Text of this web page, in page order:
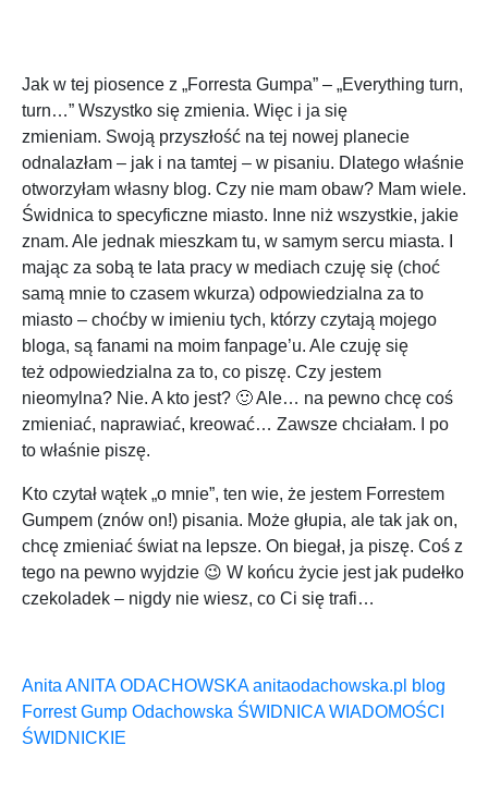
Jak w tej piosence z „Forresta Gumpa” – „Everything turn,
turn…” Wszystko się zmienia. Więc i ja się
zmieniam. Swoją przyszłość na tej nowej planecie
odnalazłam – jak i na tamtej – w pisaniu. Dlatego właśnie
otworzyłam własny blog. Czy nie mam obaw? Mam wiele.
Świdnica to specyficzne miasto. Inne niż wszystkie, jakie
znam. Ale jednak mieszkam tu, w samym sercu miasta. I
mając za sobą te lata pracy w mediach czuję się (choć
samą mnie to czasem wkurza) odpowiedzialna za to
miasto – choćby w imieniu tych, którzy czytają mojego
bloga, są fanami na moim fanpage’u. Ale czuję się
też odpowiedzialna za to, co piszę. Czy jestem
nieomylna? Nie. A kto jest? 🙂 Ale… na pewno chcę coś
zmieniać, naprawiać, kreować… Zawsze chciałam. I po
to właśnie piszę.
Kto czytał wątek „o mnie”, ten wie, że jestem Forrestem
Gumpem (znów on!) pisania. Może głupia, ale tak jak on,
chcę zmieniać świat na lepsze. On biegał, ja piszę. Coś z
tego na pewno wyjdzie 😉 W końcu życie jest jak pudełko
czekoladek – nigdy nie wiesz, co Ci się trafi…
Anita ANITA ODACHOWSKA anitaodachowska.pl blog
Forrest Gump Odachowska ŚWIDNICA WIADOMOŚCI
ŚWIDNICKIE